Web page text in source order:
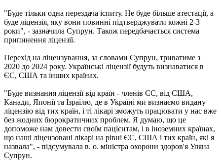
"Буде тільки одна перездача іспиту. Не буде більше атестації, а
буде ліцензія, яку вони повинні підтверджувати кожні 2-3
роки", - зазначила Супрун. Також передбачається система
припинення ліцензії.
Перехід на ліцензування, за словами Супрун, триватиме з
2020 до 2024 року. Українські ліцензії будуть визнаватися в
ЄС, США та інших країнах.
"Буде визнання ліцензії від країн - членів ЄС, від США,
Канади, Японії та Ізраїлю, де в Україні ми визнаємо видану
ліцензію від тих країн, і ті лікарі зможуть працювати у нас вже
без жодних бюрократичних проблем. Я думаю, що це
допоможе нам довести своїм пацієнтам, і в іноземних країнах,
що наші ліцензовані лікарі на рівні ЄС, США і тих країн, які я
назвала", - підсумувала в. о. міністра охорони здоров'я Уляна
Супрун.